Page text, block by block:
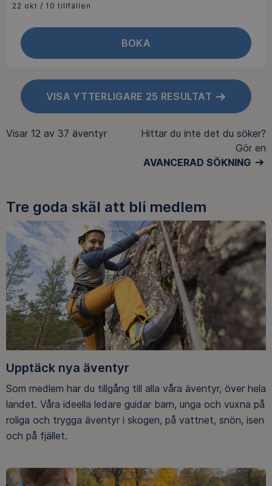
22 okt / 10 tillfällen
BOKA
VISA YTTERLIGARE 25 RESULTAT
Visar 12 av 37 äventyr
Hittar du inte det du söker?
Gör en
AVANCERAD SÖKNING
Tre goda skäl att bli medlem
Upptäck nya äventyr
Som medlem har du tillgång till alla våra äventyr, över hela
landet. Våra ideella ledare guidar barn, unga och vuxna på
roliga och trygga äventyr i skogen, på vattnet, snön, isen
och på fjället.